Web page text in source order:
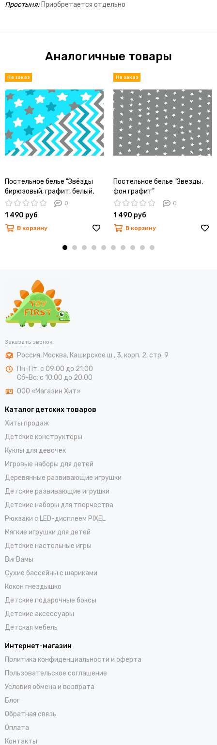
Простыня: Приобретается отдельно
Аналогичные товары
Постельное белье "Звёзды
бирюзовый, графит, белый,
фон голубой - зигзаги
бирюзовый ,графит, голубой"
0
1 490 руб
В корзину
Постельное белье "Звезды,
фон графит"
0
1 490 руб
В корзину
Заказать звонок
Россия, Москва, Каширское ш., 3, корп. 2, стр. 9
Пн-Пт: с 09:00 до 21:00
Сб-Вс: с 10:00 до 20:00
ООО «Магазин Хит»
Каталог детских товаров
Хиты продаж
Детские конструкторы
Куклы для девочек
Игровые наборы для детей
Деревянные развивающие игрушки
Детские развивающие игрушки
Детские наборы для творчества
Рюкзаки с LED-дисплеем PIXEL
Мягкие игрушки для детей
Детские настольные игры
ВигВамы
Cухие бассейны c шариками
Кокон гнездышко
Детские подарочные боксы
Детские аксессуары
Детская мебель
Интернет-магазин
Политика конфиденциальности и оферта
Пользовательское соглашение
Условия обмена и возврата
Блог
Обратная связь
Оплата
Контакты